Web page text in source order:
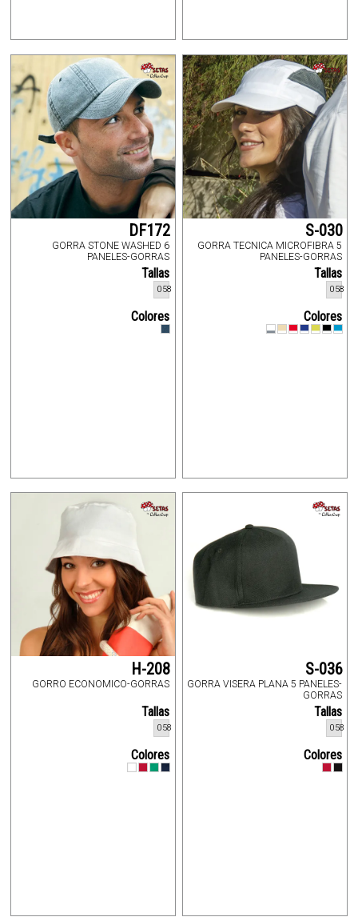
DF172
GORRA STONE WASHED 6
PANELES-GORRAS
Tallas
058
Colores
S-030
GORRA TECNICA MICROFIBRA 5
PANELES-GORRAS
Tallas
058
Colores
H-208
GORRO ECONOMICO-GORRAS
Tallas
058
Colores
S-036
GORRA VISERA PLANA 5 PANELES-
GORRAS
Tallas
058
Colores